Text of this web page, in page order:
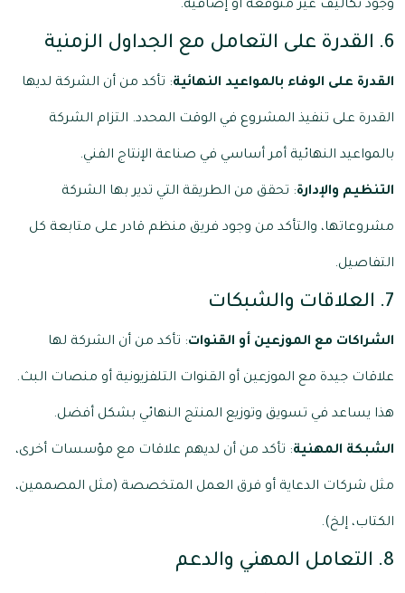
وجود تكاليف غير متوقعة أو إضافية.
6. القدرة على التعامل مع الجداول الزمنية
القدرة على الوفاء بالمواعيد النهائية: تأكد من أن الشركة لديها
القدرة على تنفيذ المشروع في الوقت المحدد. التزام الشركة
بالمواعيد النهائية أمر أساسي في صناعة الإنتاج الفني.
التنظيم والإدارة: تحقق من الطريقة التي تدير بها الشركة
مشروعاتها، والتأكد من وجود فريق منظم قادر على متابعة كل
التفاصيل.
7. العلاقات والشبكات
الشراكات مع الموزعين أو القنوات: تأكد من أن الشركة لها
علاقات جيدة مع الموزعين أو القنوات التلفزيونية أو منصات البث.
هذا يساعد في تسويق وتوزيع المنتج النهائي بشكل أفضل.
الشبكة المهنية: تأكد من أن لديهم علاقات مع مؤسسات أخرى،
مثل شركات الدعاية أو فرق العمل المتخصصة (مثل المصممين،
الكتاب، إلخ).
8. التعامل المهني والدعم